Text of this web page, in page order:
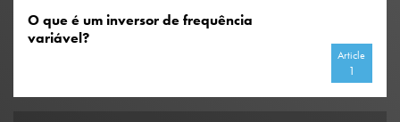
O que é um inversor de frequência
variável?
Article
1